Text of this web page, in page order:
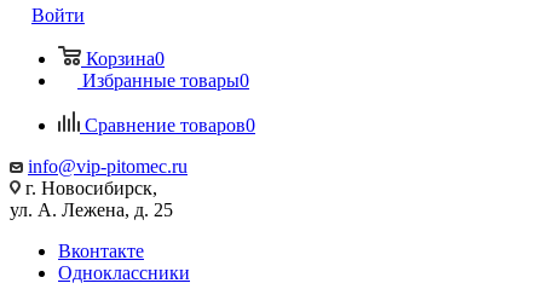
Войти
Корзина0
Избранные товары0
Сравнение товаров0
info@vip-pitomec.ru
г. Новосибирск,
ул. А. Лежена, д. 25
Вконтакте
Одноклассники